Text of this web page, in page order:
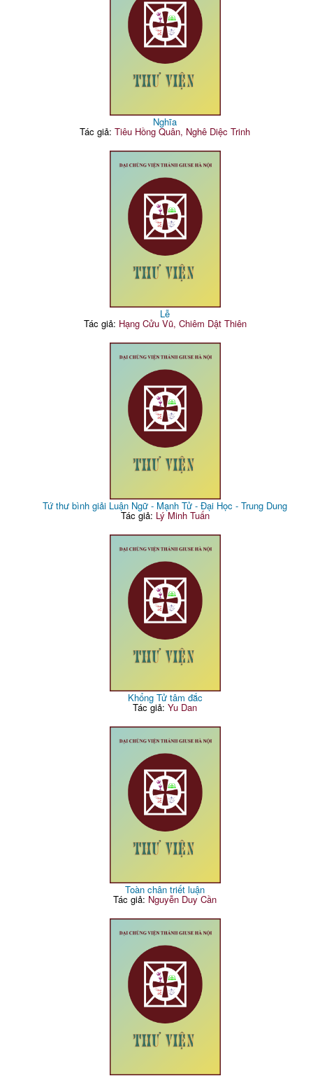
Nghĩa
Tác giả:Tiêu Hồng Quân, Nghê Diệc Trinh
Lễ
Tác giả: Hạng Cửu Vũ, Chiêm Dật Thiên
Tứ thư bình giải Luận Ngữ - Mạnh Tử - Đại Học - Trung Dung
Tác giả: Lý Minh Tuấn
Khổng Tử tâm đắc
Tác giả:Yu Dan
Toàn chân triết luận
Tác giả: Nguyễn Duy Cần